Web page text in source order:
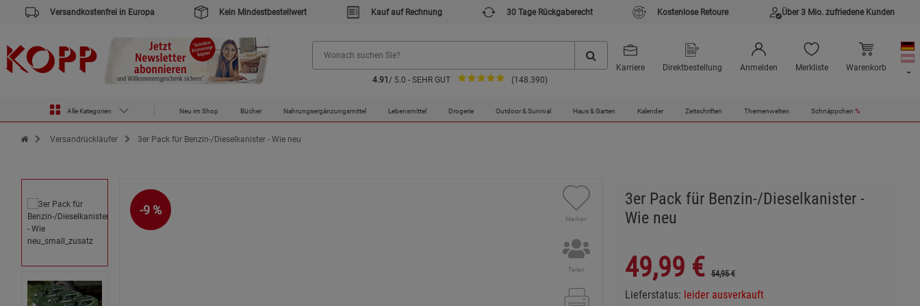
Versandkostenfrei in Europa Kein Mindestbestellwert Kauf auf Rechnung 30 Tage Rückgaberecht Kostenlose Retoure Über 3 Mio. zufriedene Kunden
4.91 / 5.0 - SEHR GUT (148.390)
Karriere Direktbestellung Anmelden Merkliste Warenkorb
Alle Kategorien Neu im Shop Bücher Nahrungsergänzungsmittel Lebensmittel Drogerie Outdoor & Survival Haus & Garten Kalender Zeitschriften Themenwelten Schnäppchen %
Zur Startseite des Kopp Verlag Online-Shop
Versandrückläufer 3er Pack für Benzin-/Dieselkanister - Wie neu
-9 %
Merken
Teilen
3er Pack für Benzin-/Dieselkanister -
Wie neu
49,99 € 54,95 €
Lieferstatus: leider ausverkauft